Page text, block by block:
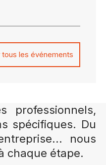
tous les événements
professionnels,
spécifiques. Du
nous
chaque étape.